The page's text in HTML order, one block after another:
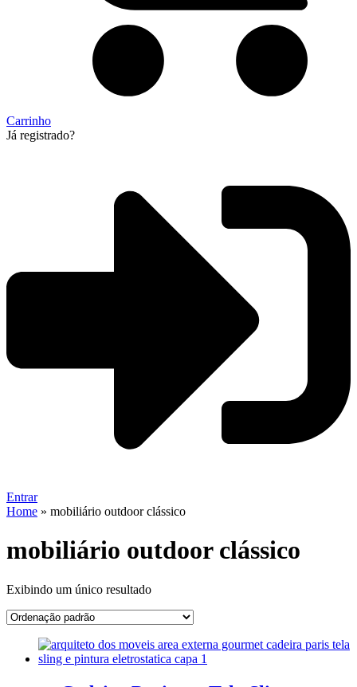
Carrinho
Já registrado?
Entrar
Home » mobiliário outdoor clássico
mobiliário outdoor clássico
Exibindo um único resultado